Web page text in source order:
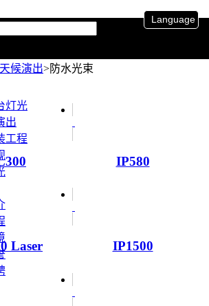
灯光
出
工程
候演出>防水光束
IP580
Laser IP1500
Language